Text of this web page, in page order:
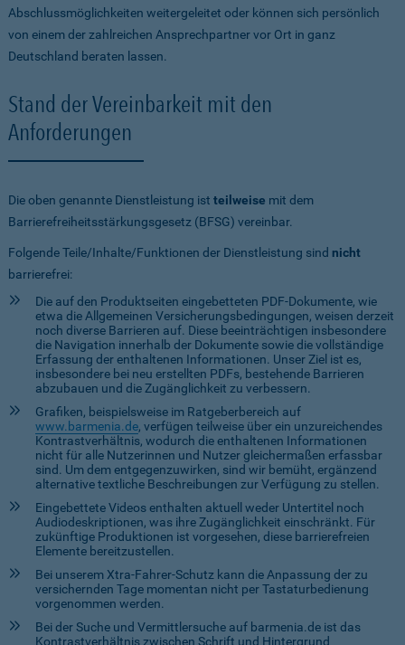
Abschlussmöglichkeiten weitergeleitet oder können sich persönlich
von einem der zahlreichen Ansprechpartner vor Ort in ganz
Deutschland beraten lassen.
Stand der Vereinbarkeit mit den
Anforderungen
Die oben genannte Dienstleistung ist teilweise mit dem
Barrierefreiheitsstärkungsgesetz (BFSG) vereinbar.
Folgende Teile/Inhalte/Funktionen der Dienstleistung sind nicht
barrierefrei:
Die auf den Produktseiten eingebetteten PDF-Dokumente, wie
etwa die Allgemeinen Versicherungsbedingungen, weisen derzeit
noch diverse Barrieren auf. Diese beeinträchtigen insbesondere
die Navigation innerhalb der Dokumente sowie die vollständige
Erfassung der enthaltenen Informationen. Unser Ziel ist es,
insbesondere bei neu erstellten PDFs, bestehende Barrieren
abzubauen und die Zugänglichkeit zu verbessern.
Grafiken, beispielsweise im Ratgeberbereich auf
www.barmenia.de, verfügen teilweise über ein unzureichendes
Kontrastverhältnis, wodurch die enthaltenen Informationen
nicht für alle Nutzerinnen und Nutzer gleichermaßen erfassbar
sind. Um dem entgegenzuwirken, sind wir bemüht, ergänzend
alternative textliche Beschreibungen zur Verfügung zu stellen.
Eingebettete Videos enthalten aktuell weder Untertitel noch
Audiodeskriptionen, was ihre Zugänglichkeit einschränkt. Für
zukünftige Produktionen ist vorgesehen, diese barrierefreien
Elemente bereitzustellen.
Bei unserem Xtra-Fahrer-Schutz kann die Anpassung der zu
versichernden Tage momentan nicht per Tastaturbedienung
vorgenommen werden.
Bei der Suche und Vermittlersuche auf barmenia.de ist das
Kontrastverhältnis zwischen Schrift und Hintergrund